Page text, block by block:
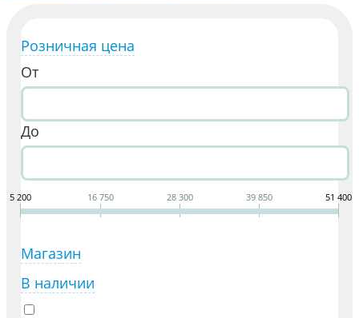
Розничная цена
От
До
5 200 16 750 28 300 39 850 51 400
Магазин
В наличии